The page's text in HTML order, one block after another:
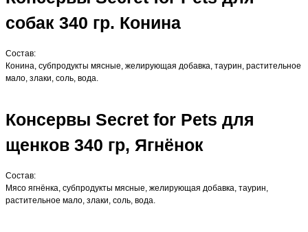
собак 340 гр. Конина
Состав:
Конина, субпродукты мясные, желирующая добавка, таурин, растительное
мало, злаки, соль, вода.
Консервы Secret for Pets для
щенков 340 гр, Ягнёнок
Состав:
Мясо ягнёнка, субпродукты мясные, желирующая добавка, таурин,
растительное мало, злаки, соль, вода.